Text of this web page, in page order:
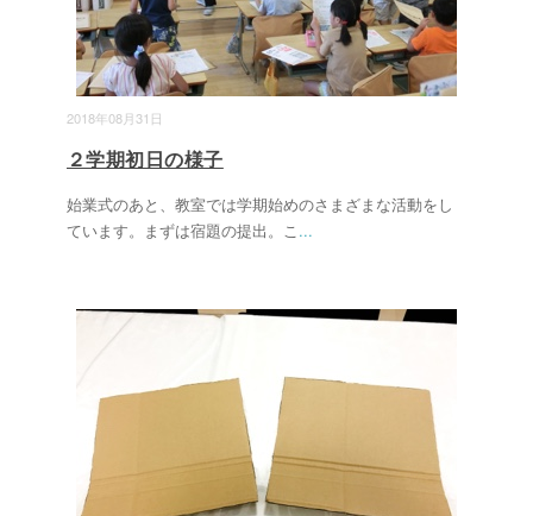
2018年08月31日
２学期初日の様子
始業式のあと、教室では学期始めのさまざまな活動をし
ています。まずは宿題の提出。こ ...